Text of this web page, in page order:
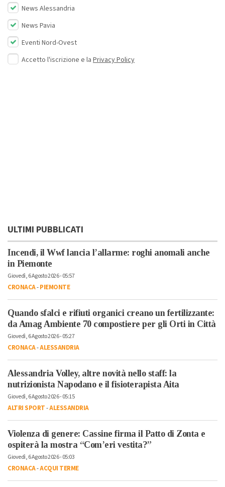
News Alessandria
News Pavia
Eventi Nord-Ovest
Accetto l'iscrizione e la Privacy Policy
ULTIMI PUBBLICATI
Incendi, il Wwf lancia l’allarme: roghi anomali anche
in Piemonte
Giovedì, 6 Agosto 2026 - 05:57
CRONACA-PIEMONTE
Quando sfalci e rifiuti organici creano un fertilizzante:
da Amag Ambiente 70 compostiere per gli Orti in Città
Giovedì, 6 Agosto 2026 - 05:27
CRONACA-ALESSANDRIA
Alessandria Volley, altre novità nello staff: la
nutrizionista Napodano e il fisioterapista Aita
Giovedì, 6 Agosto 2026 - 05:15
ALTRI SPORT-ALESSANDRIA
Violenza di genere: Cassine firma il Patto di Zonta e
ospiterà la mostra “Com’eri vestita?”
Giovedì, 6 Agosto 2026 - 05:03
CRONACA-ACQUI TERME